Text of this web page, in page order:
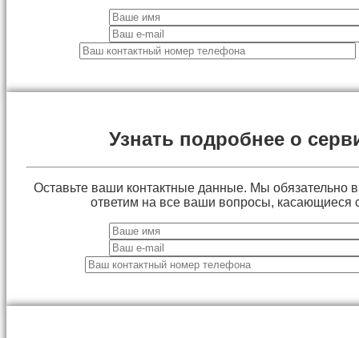
Узнать подробнее о
Оставьте ваши контактные данные. Мы обязательно
ответим на все ваши вопросы, касающиеся